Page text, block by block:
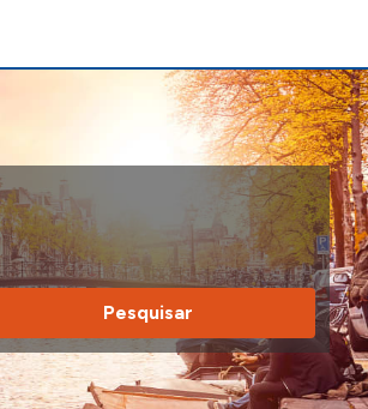
Pesquisar